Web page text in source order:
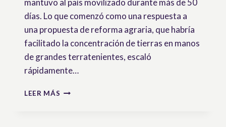
mantuvo al país movilizado durante más de 50
días. Lo que comenzó como una respuesta a
una propuesta de reforma agraria, que habría
facilitado la concentración de tierras en manos
de grandes terratenientes, escaló
rápidamente…
LEER MÁS EN